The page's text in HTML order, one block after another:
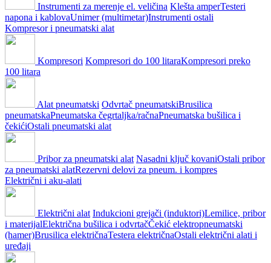
Instrumenti za merenje el. veličina Klešta amperTesteri
napona i kablovaUnimer (multimetar)Instrumenti ostali
Kompresor i pneumatski alat
Kompresori Kompresori do 100 litaraKompresori preko
100 litara
Alat pneumatski Odvrtač pneumatskiBrusilica
pneumatskaPneumatska čegrtaljka/račnaPneumatska bušilica i
čekićiOstali pneumatski alat
Pribor za pneumatski alat Nasadni ključ kovaniOstali pribor
za pneumatski alatRezervni delovi za pneum. i kompres
Električni i aku-alati
Električni alat Indukcioni grejači (induktori)Lemilice, pribor
i materijalElektrična bušilica i odvrtačČekić elektropneumatski
(hamer)Brusilica električnaTestera električnaOstali električni alati i
uređaji